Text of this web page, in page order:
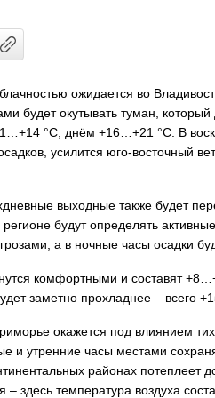
ожидается во
будет окутывать туман,
°C, днём +16…+21 °C. В
усилится юго-восточный
выходные также будет
регионе будут определять
а в ночные часы осадки
комфортными и составят
заметно прохладнее – всего
окажется под влиянием
и утренние часы местами
районах потеплеет
здесь температура воздуха